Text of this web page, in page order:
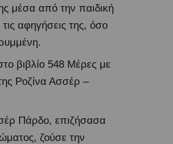
μέσα από την παιδική
τις αφηγήσεις της, όσο
βιβλίο 548 Μέρες με
Ροζίνα Ασσέρ –
Πάρδο, επιζήσασα
ζούσε την